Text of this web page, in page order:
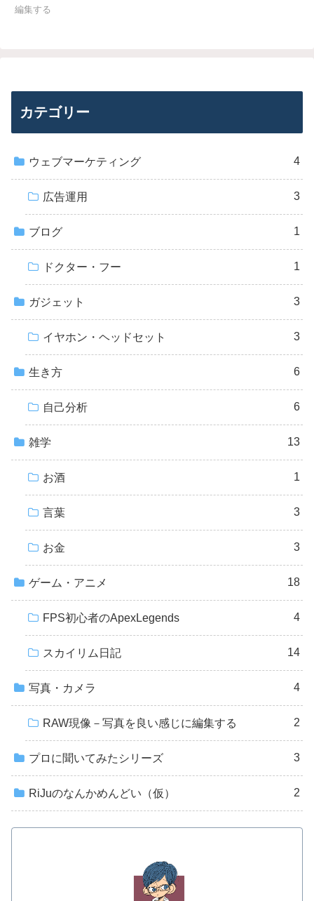
編集する
カテゴリー
ウェブマーケティング 4
広告運用 3
ブログ 1
ドクター・フー 1
ガジェット 3
イヤホン・ヘッドセット 3
生き方 6
自己分析 6
雑学 13
お酒 1
言葉 3
お金 3
ゲーム・アニメ 18
FPS初心者のApexLegends 4
スカイリム日記 14
写真・カメラ 4
RAW現像－写真を良い感じに編集する 2
プロに聞いてみたシリーズ 3
RiJuのなんかめんどい（仮） 2